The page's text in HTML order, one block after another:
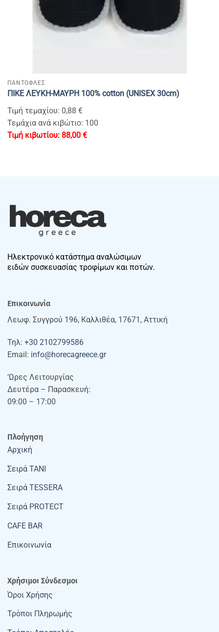
ΠΑΝΤΟΦΛΕΣ
ΠΙΚΕ ΛΕΥΚΗ-ΜΑΥΡΗ 100% cotton (UNISEX 30cm)
Τιμή τεμαχίου: 0,88 €
Τεμάχια ανά κιβώτιο: 100
88,00 €
Ηλεκτρονικό κατάστημα αναλώσιμων
ειδών συσκευασίας τροφίμων και ποτών.
Επικοινωνία
Λεωφ. Συγγρού 196, Καλλιθέα, 17671, Αττική
Τηλ: +30 2102799586
Email: info@horecagreece.gr
‘Ωρες Λειτουργίας
Δευτέρα – Παρασκευή:
09:00 – 17:00
Πλοήγηση
Αρχική
Σειρά TANI
Σειρά TESSERA
Σειρά PROTECT
CAFE BAR
Επικοινωνία
Χρήσιμοι Σύνδεσμοι
Όροι Χρήσης
Τρόποι Πληρωμής